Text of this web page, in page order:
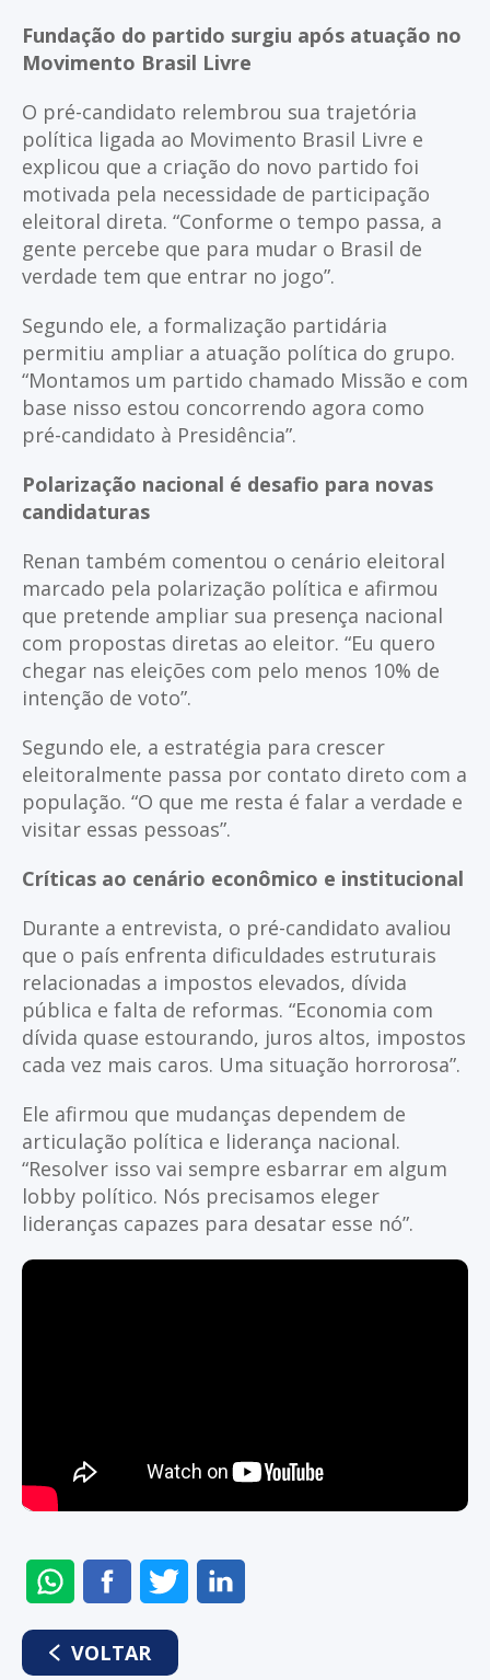
Fundação do partido surgiu após atuação no
Movimento Brasil Livre
O pré-candidato relembrou sua trajetória
política ligada ao Movimento Brasil Livre e
explicou que a criação do novo partido foi
motivada pela necessidade de participação
eleitoral direta. “Conforme o tempo passa, a
gente percebe que para mudar o Brasil de
verdade tem que entrar no jogo”.
Segundo ele, a formalização partidária
permitiu ampliar a atuação política do grupo.
“Montamos um partido chamado Missão e com
base nisso estou concorrendo agora como
pré-candidato à Presidência”.
Polarização nacional é desafio para novas
candidaturas
Renan também comentou o cenário eleitoral
marcado pela polarização política e afirmou
que pretende ampliar sua presença nacional
com propostas diretas ao eleitor. “Eu quero
chegar nas eleições com pelo menos 10% de
intenção de voto”.
Segundo ele, a estratégia para crescer
eleitoralmente passa por contato direto com a
população. “O que me resta é falar a verdade e
visitar essas pessoas”.
Críticas ao cenário econômico e institucional
Durante a entrevista, o pré-candidato avaliou
que o país enfrenta dificuldades estruturais
relacionadas a impostos elevados, dívida
pública e falta de reformas. “Economia com
dívida quase estourando, juros altos, impostos
cada vez mais caros. Uma situação horrorosa”.
Ele afirmou que mudanças dependem de
articulação política e liderança nacional.
“Resolver isso vai sempre esbarrar em algum
lobby político. Nós precisamos eleger
lideranças capazes para desatar esse nó”.
ENVIAR
NO
WHATSAPP
COMPARTILHAR
NO
FACEBOOK
COMPARTILHAR
NO
VOLTAR